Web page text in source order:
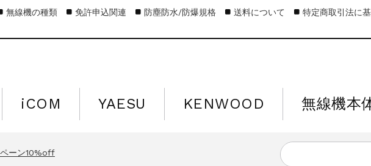
iCOM YAESU KENWOOD 無線機本
無線機の種類 免許申込関連 防塵防水/防爆規格 送料について 特定商取引法に
ャンペーン15%off
ーン10%off